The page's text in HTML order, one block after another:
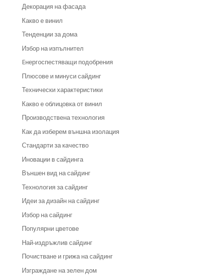
Декорация на фасада
Какво е винил
Тенденции за дома
Избор на изпълнител
Eнергоспестяващи подобрения
Плюсове и минуси сайдинг
Технически характеристики
Какво е облицовка от винил
Производствена технология
Как да изберем външна изолация
Стандарти за качество
Иновации в сайдинга
Външен вид на сайдинг
Технология за сайдинг
Идеи за дизайн на сайдинг
Избор на сайдинг
Популярни цветове
Най-издръжлив сайдинг
Почистване и грижа на сайдинг
Изграждане на зелен дом